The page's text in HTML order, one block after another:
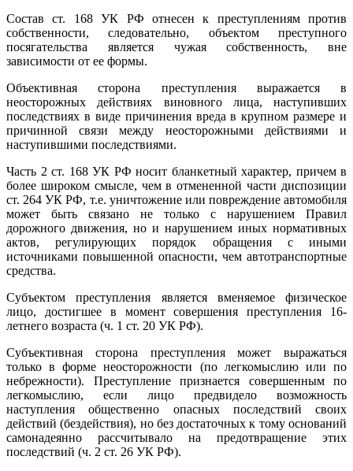
Состав ст. 168 УК РФ отнесен к преступлениям против
собственности, следовательно, объектом преступного
посягательства является чужая собственность, вне
зависимости от ее формы.
Объективная сторона преступления выражается в
неосторожных действиях виновного лица, наступивших
последствиях в виде причинения вреда в крупном размере и
причинной связи между неосторожными действиями и
наступившими последствиями.
Часть 2 ст. 168 УК РФ носит бланкетный характер, причем в
более широком смысле, чем в отмененной части диспозиции
ст. 264 УК РФ, т.е. уничтожение или повреждение автомобиля
может быть связано не только с нарушением Правил
дорожного движения, но и нарушением иных нормативных
актов, регулирующих порядок обращения с иными
источниками повышенной опасности, чем автотранспортные
средства.
Субъектом преступления является вменяемое физическое
лицо, достигшее в момент совершения преступления 16-
летнего возраста (ч. 1 ст. 20 УК РФ).
Субъективная сторона преступления может выражаться
только в форме неосторожности (по легкомыслию или по
небрежности). Преступление признается совершенным по
легкомыслию, если лицо предвидело возможность
наступления общественно опасных последствий своих
действий (бездействия), но без достаточных к тому оснований
самонадеянно рассчитывало на предотвращение этих
последствий (ч. 2 ст. 26 УК РФ).